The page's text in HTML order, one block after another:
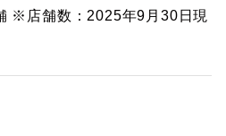
※店舗数：2025年9月30日現